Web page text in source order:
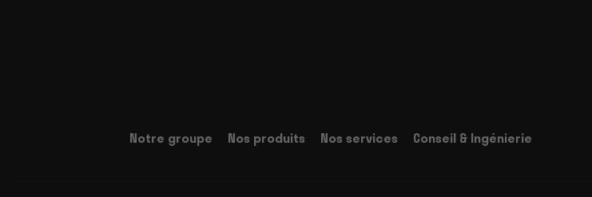
Notre groupe Nos produits Nos services Conseil & Ingénierie